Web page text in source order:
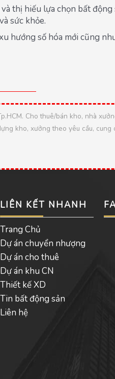
thị hiếu lựa chọn bất
sức khỏe.
hướng số hóa mới cũng
Cho thuê/bán kho, nhà
kho, xưởng theo yêu cầu,
LIÊN KẾT NHANH
Trang Chủ
Dự án chuyển nhượng
Dự án cho thuê
Dự án khu CN
Thiết kế XD
Tin bất động sản
Liên hệ